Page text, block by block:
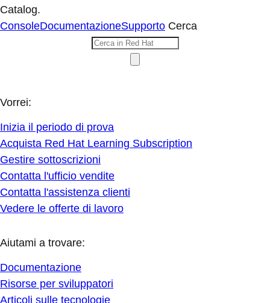
Catalog.
ConsoleDocumentazioneSupporto Cerca
Vorrei:
Inizia il periodo di prova
Acquista Red Hat Learning Subscription
Gestire sottoscrizioni
Contatta l'ufficio vendite
Contatta l'assistenza clienti
Vedere le offerte di lavoro
Aiutami a trovare:
Documentazione
Risorse per sviluppatori
Articoli sulle tecnologie